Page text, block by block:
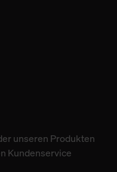
unseren Produkten
Kundenservice